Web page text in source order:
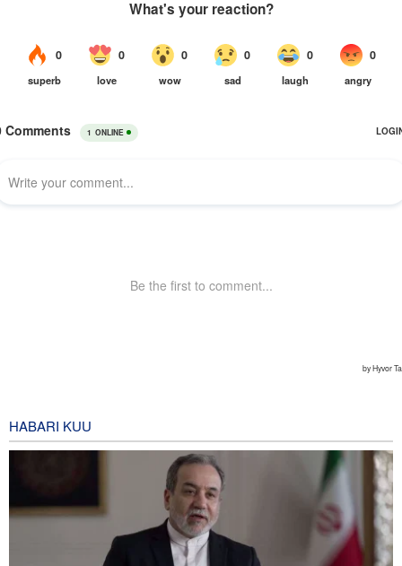
HABARI KUU